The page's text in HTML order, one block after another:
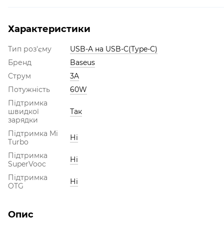
Характеристики
Тип роз'єму
USB-A на USB-C(Type-C)
Бренд
Baseus
Струм
3A
Потужність
60W
Підтримка
швидкої
зарядки
Так
Підтримка Mi
Turbo
Ні
Підтримка
SuperVooc
Ні
Підтримка
OTG
Ні
Опис